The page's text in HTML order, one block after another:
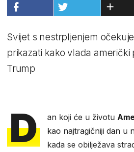
Svijet s nestrpljenjem
prikazati kako vlada američki
Trump
D an koji će u životu
kao najtragičniji dan u
kada se obilježava